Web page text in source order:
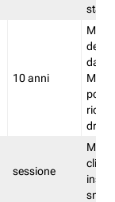
stato
10 anni
delle
sessione